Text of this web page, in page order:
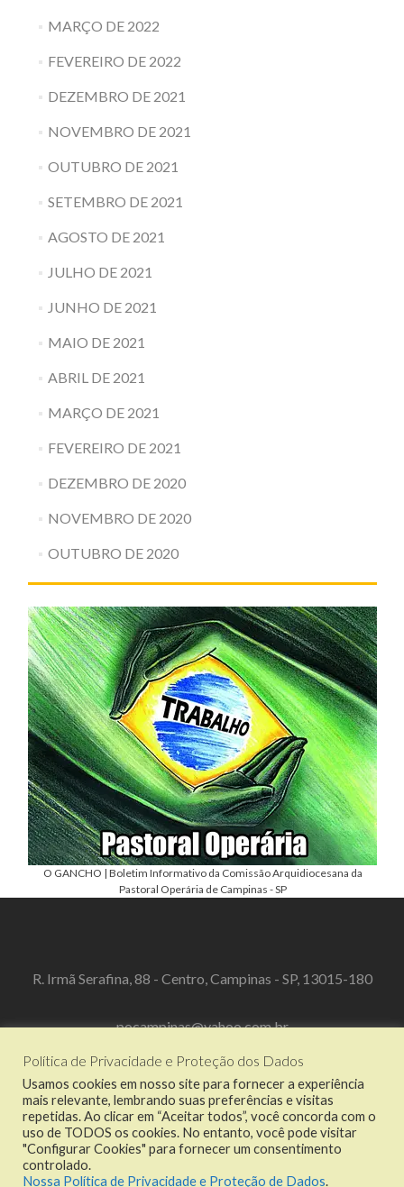
MARÇO DE 2022
FEVEREIRO DE 2022
DEZEMBRO DE 2021
NOVEMBRO DE 2021
OUTUBRO DE 2021
SETEMBRO DE 2021
AGOSTO DE 2021
JULHO DE 2021
JUNHO DE 2021
MAIO DE 2021
ABRIL DE 2021
MARÇO DE 2021
FEVEREIRO DE 2021
DEZEMBRO DE 2020
NOVEMBRO DE 2020
OUTUBRO DE 2020
O GANCHO | Boletim Informativo da Comissão Arquidiocesana da
Pastoral Operária de Campinas - SP
R. Irmã Serafina, 88 - Centro, Campinas - SP, 13015-180
pocampinas@yahoo.com.br
(19) 3519-3067
Link
do
Link
do
Link
do
Link
do
Política de Privacidade e Proteção dos Dados
Usamos cookies em nosso site para fornecer a experiência
mais relevante, lembrando suas preferências e visitas
repetidas. Ao clicar em “Aceitar todos”, você concorda com o
uso de TODOS os cookies. No entanto, você pode visitar
"Configurar Cookies" para fornecer um consentimento
controlado.
Nossa Política de Privacidade e Proteção de Dados.